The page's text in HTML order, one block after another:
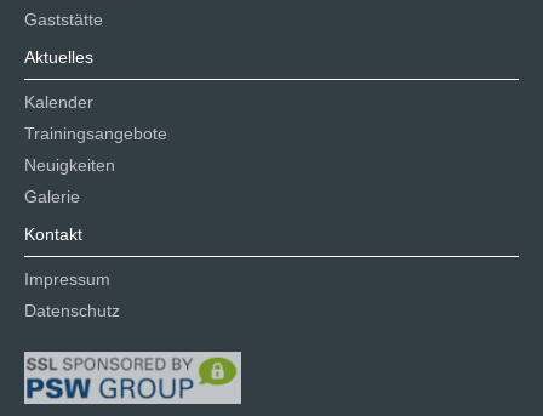
Gaststätte
Aktuelles
Kalender
Trainingsangebote
Neuigkeiten
Galerie
Kontakt
Impressum
Datenschutz